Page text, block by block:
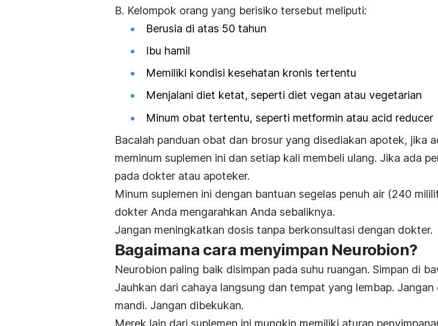
B. Kelompok orang yang berisiko tersebut meliputi:
Berusia di atas 50 tahun
Ibu hamil
Memiliki kondisi kesehatan kronis tertentu
Menjalani diet ketat, seperti diet vegan atau vegetarian
Minum obat tertentu, seperti metformin atau acid reducer
Bacalah panduan obat dan brosur yang disediakan apotek, jika
meminum suplemen ini dan setiap kali membeli ulang. Jika ada
pada dokter atau apoteker.
Minum suplemen ini dengan bantuan segelas penuh air (240
dokter Anda mengarahkan Anda sebaliknya.
Jangan meningkatkan dosis tanpa berkonsultasi dengan dokter.
Bagaimana cara menyimpan Neurobion?
Neurobion paling baik disimpan pada suhu ruangan. Simpan di
Jauhkan dari cahaya langsung dan tempat yang lembap. Jangan
mandi. Jangan dibekukan.
Merek lain dari suplemen ini mungkin memiliki aturan